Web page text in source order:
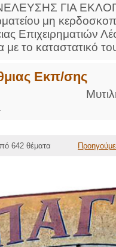
ΓΙΑ
μη
Επιχειρηματιών
το καταστατικό
Εκπ/σης
Μυτιλήνη
642 θέματα